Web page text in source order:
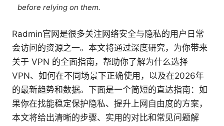
before relying on them.
Radmin官网是很多关注网络安全与隐私的用户日常
会访问的资源之一。本文将通过深度研究，为你带来
关于 VPN 的全面指南，帮助你了解为什么选择
VPN、如何在不同场景下正确使用，以及在2026年
的最新趋势和数据。下面是一个简短的直达指南：如
果你在找能稳定保护隐私、提升上网自由度的方案，
本文将给出清晰的步骤、实用的对比和常见问题解